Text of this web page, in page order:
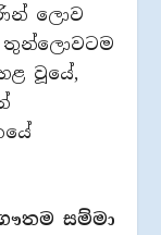
ලොව
තුන්ලොවටම
වූයේ,
සම්මා